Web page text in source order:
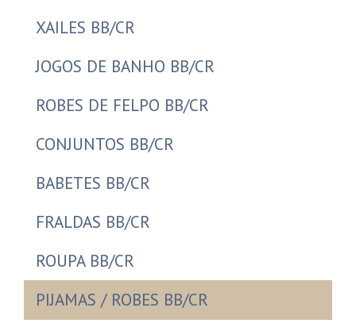
XAILES BB/CR
JOGOS DE BANHO BB/CR
ROBES DE FELPO BB/CR
CONJUNTOS BB/CR
BABETES BB/CR
FRALDAS BB/CR
ROUPA BB/CR
PIJAMAS / ROBES BB/CR